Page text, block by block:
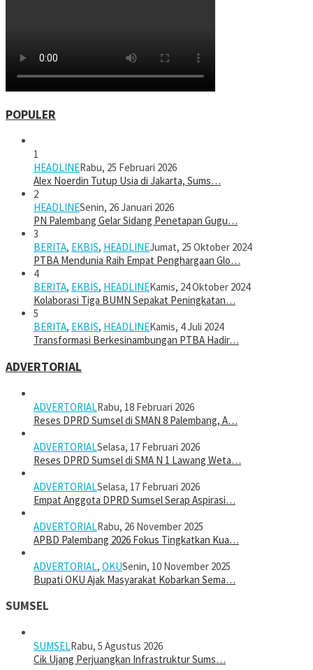
POPULER
1
HEADLINERabu, 25 Februari 2026
Alex Noerdin Tutup Usia di Jakarta, Sums…
2
HEADLINESenin, 26 Januari 2026
PN Palembang Gelar Sidang Penetapan Gugu…
3
BERITA, EKBIS, HEADLINEJumat, 25 Oktober 2024
PTBA Mendunia Raih Empat Penghargaan Glo…
4
BERITA, EKBIS, HEADLINEKamis, 24 Oktober 2024
Kolaborasi Tiga BUMN Sepakat Peningkatan…
5
BERITA, EKBIS, HEADLINEKamis, 4 Juli 2024
Transformasi Berkesinambungan PTBA Hadir…
ADVERTORIAL
ADVERTORIALRabu, 18 Februari 2026
Reses DPRD Sumsel di SMAN 8 Palembang, A…
ADVERTORIALSelasa, 17 Februari 2026
Reses DPRD Sumsel di SMA N 1 Lawang Weta…
ADVERTORIALSelasa, 17 Februari 2026
Empat Anggota DPRD Sumsel Serap Aspirasi…
ADVERTORIALRabu, 26 November 2025
APBD Palembang 2026 Fokus Tingkatkan Kua…
ADVERTORIAL, OKUSenin, 10 November 2025
Bupati OKU Ajak Masyarakat Kobarkan Sema…
SUMSEL
SUMSELRabu, 5 Agustus 2026
Cik Ujang Perjuangkan Infrastruktur Sums…